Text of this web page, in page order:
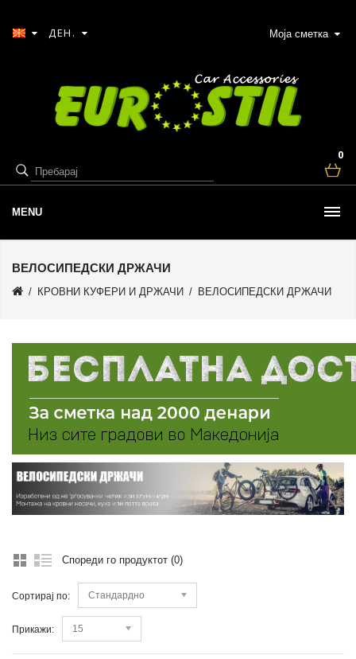
Моја сметка
0
ДЕН.
MENU
ВЕЛОСИПЕДСКИ ДРЖАЧИ
КРОВНИ КУФЕРИ И ДРЖАЧИ ВЕЛОСИПЕДСКИ ДРЖАЧИ
Спореди го продуктот (0)
Сортирај по: Стандардно
Прикажи: 15